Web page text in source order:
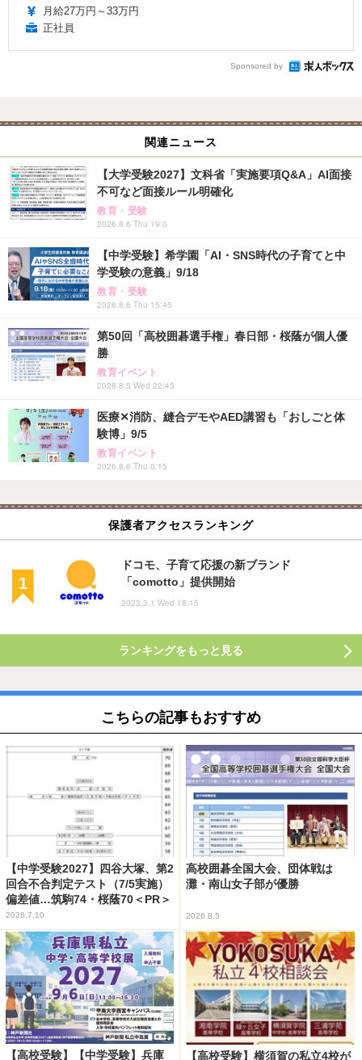
月給27万円～33万円
正社員
Sponsored by
関連ニュース
【大学受験2027】文科省「実施要項Q&A」AI面接
不可など面接ルール明確化
教育・受験
2026.8.6 Thu 19:0
【中学受験】希学園「AI・SNS時代の子育てと中
学受験の意義」9/18
教育・受験
2026.8.6 Thu 15:45
第50回「高校囲碁選手権」春日部・桜蔭が個人優
勝
教育イベント
2026.8.5 Wed 22:45
医療✕消防、縫合デモやAED講習も「おしごと体
験博」9/5
教育イベント
2026.8.6 Thu 0:15
保護者アクセスランキング
ドコモ、子育て応援の新ブランド
「comotto」提供開始
2023.3.1 Wed 18:15
ランキングをもっと見る
こちらの記事もおすすめ
【中学受験2027】四谷大塚、第2
回合不合判定テスト（7/5実施）
偏差値…筑駒74・桜蔭70＜PR＞
2026.7.10
高校囲碁全国大会、団体戦は
灘・南山女子部が優勝
2026.8.5
【高校受験】【中学受験】兵庫
【高校受験】横須賀の私立4校が